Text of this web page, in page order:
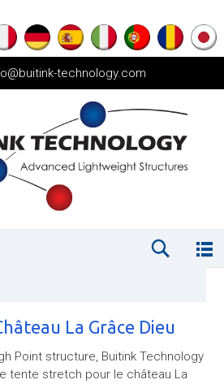
technology.com
La Grâce Dieu
Point structure, Buitink Technology
tente stretch pour le château La